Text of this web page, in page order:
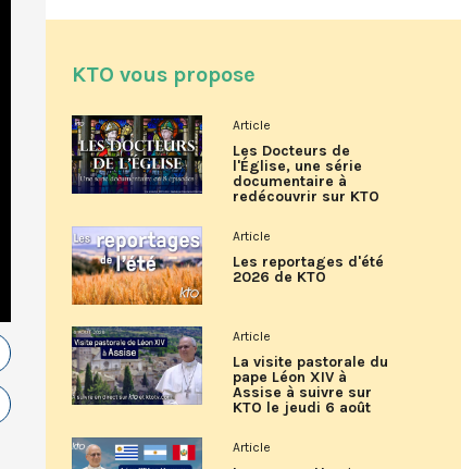
KTO vous propose
Article
Les Docteurs de
l'Église, une série
documentaire à
redécouvrir sur KTO
Article
Les reportages d'été
2026 de KTO
Article
La visite pastorale du
pape Léon XIV à
Assise à suivre sur
KTO le jeudi 6 août
Article